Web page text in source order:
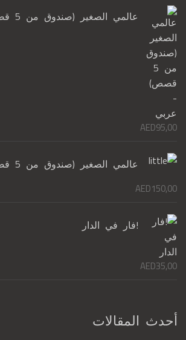
عالمي الصغير (صندوق من 5 قصص) - عربي
AED95,00
عالمي الصغير (صندوق من 5 قصص) - إنجليزي
AED150,00
!فار في الدار
AED35,00
أحدث المقالات